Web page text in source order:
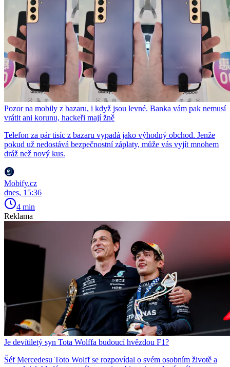
Pozor na mobily z bazaru, i když jsou levné. Banka vám pak nemusí
vrátit ani korunu, hackeři mají žně
Telefon za pár tisíc z bazaru vypadá jako výhodný obchod. Jenže
pokud už nedostává bezpečnostní záplaty, může vás vyjít mnohem
dráž než nový kus.
Mobify.cz
dnes, 15:36
4 min
Reklama
Je devítiletý syn Tota Wolffa budoucí hvězdou F1?
Šéf Mercedesu Toto Wolff se rozpovídal o svém osobním životě a